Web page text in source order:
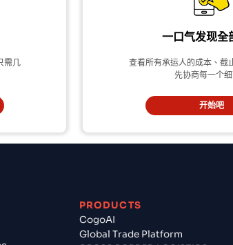
需几
一口气发现全
查看所有承运人的成本、截
先协商每一个细
开始吧
PRODUCTS
CogoAI
Global Trade Platform